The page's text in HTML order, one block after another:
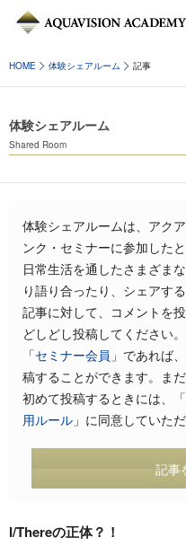
HOME 体験シェアルーム 記事
体験シェアルーム
Shared Room
体験シェアルームは、アク
ンク・セミナーに参加した
日常生活を通したさまざま
り語り合ったり、シェアす
記事に対して、コメントを
どしどし投稿してください。
「セミナー会員 」であれば
稿することができます。ま
初めて投稿するときには、「
用ルール 」に同意していただ
記事
I/Thereの正体？！